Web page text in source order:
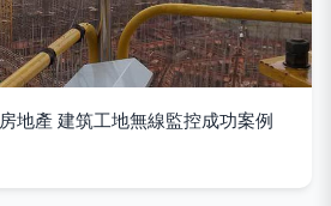
地產 建筑工地無線監控成功案例